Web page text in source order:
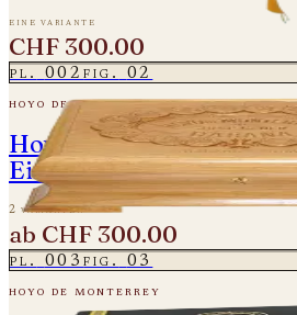
eine variante
CHF 300.00
pl. 002fig. 02
hoyo de monterrey
Hoyo de Monterrey -
Einzelne Zigarre
2 varianten
ab CHF 300.00
pl. 003fig. 03
hoyo de monterrey